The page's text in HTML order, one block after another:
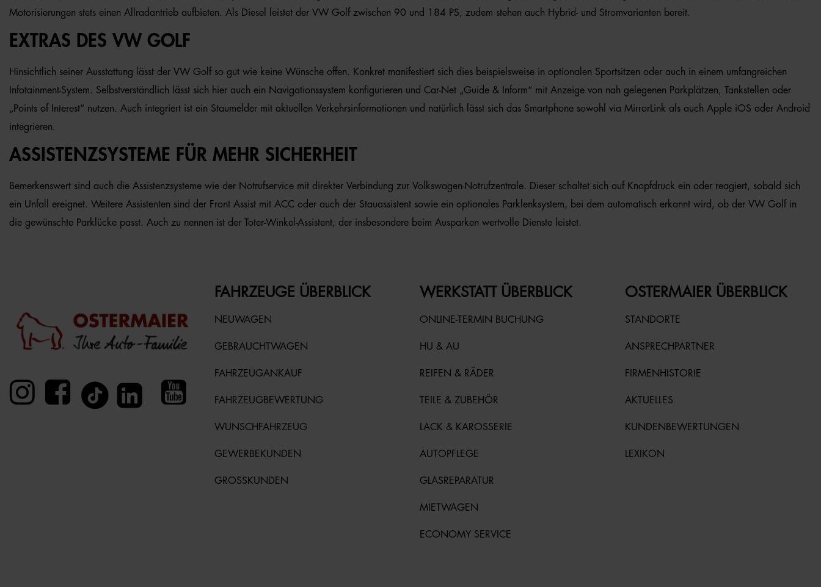
Motorisierungen stets einen Allradantrieb aufbieten. Als Diesel leistet der VW Golf zwischen 90 und 184 PS, zudem stehen auch Hybrid- und Stromvarianten bereit.
EXTRAS DES VW GOLF
Hinsichtlich seiner Ausstattung lässt der VW Golf so gut wie keine Wünsche offen. Konkret manifestiert sich dies beispielsweise in optionalen Sportsitzen oder auch in einem umfangreichen
Infotainment-System. Selbstverständlich lässt sich hier auch ein Navigationssystem konfigurieren und Car-Net „Guide & Inform“ mit Anzeige von nah gelegenen Parkplätzen, Tankstellen oder
„Points of Interest“ nutzen. Auch integriert ist ein Staumelder mit aktuellen Verkehrsinformationen und natürlich lässt sich das Smartphone sowohl via MirrorLink als auch Apple iOS oder Android
integrieren.
ASSISTENZSYSTEME FÜR MEHR SICHERHEIT
Bemerkenswert sind auch die Assistenzsysteme wie der Notrufservice mit direkter Verbindung zur Volkswagen-Notrufzentrale. Dieser schaltet sich auf Knopfdruck ein oder reagiert, sobald sich
ein Unfall ereignet. Weitere Assistenten sind der Front Assist mit ACC oder auch der Stauassistent sowie ein optionales Parklenksystem, bei dem automatisch erkannt wird, ob der VW Golf in
die gewünschte Parklücke passt. Auch zu nennen ist der Toter-Winkel-Assistent, der insbesondere beim Ausparken wertvolle Dienste leistet.
FAHRZEUGE ÜBERBLICK
NEUWAGEN
GEBRAUCHTWAGEN
FAHRZEUGANKAUF
FAHRZEUGBEWERTUNG
WUNSCHFAHRZEUG
GEWERBEKUNDEN
GROSSKUNDEN
WERKSTATT ÜBERBLICK
ONLINE-TERMIN BUCHUNG
HU & AU
REIFEN & RÄDER
TEILE & ZUBEHÖR
LACK & KAROSSERIE
AUTOPFLEGE
GLASREPARATUR
MIETWAGEN
ECONOMY SERVICE
OSTERMAIER ÜBERBLICK
STANDORTE
ANSPRECHPARTNER
FIRMENHISTORIE
AKTUELLES
KUNDENBEWERTUNGEN
LEXIKON